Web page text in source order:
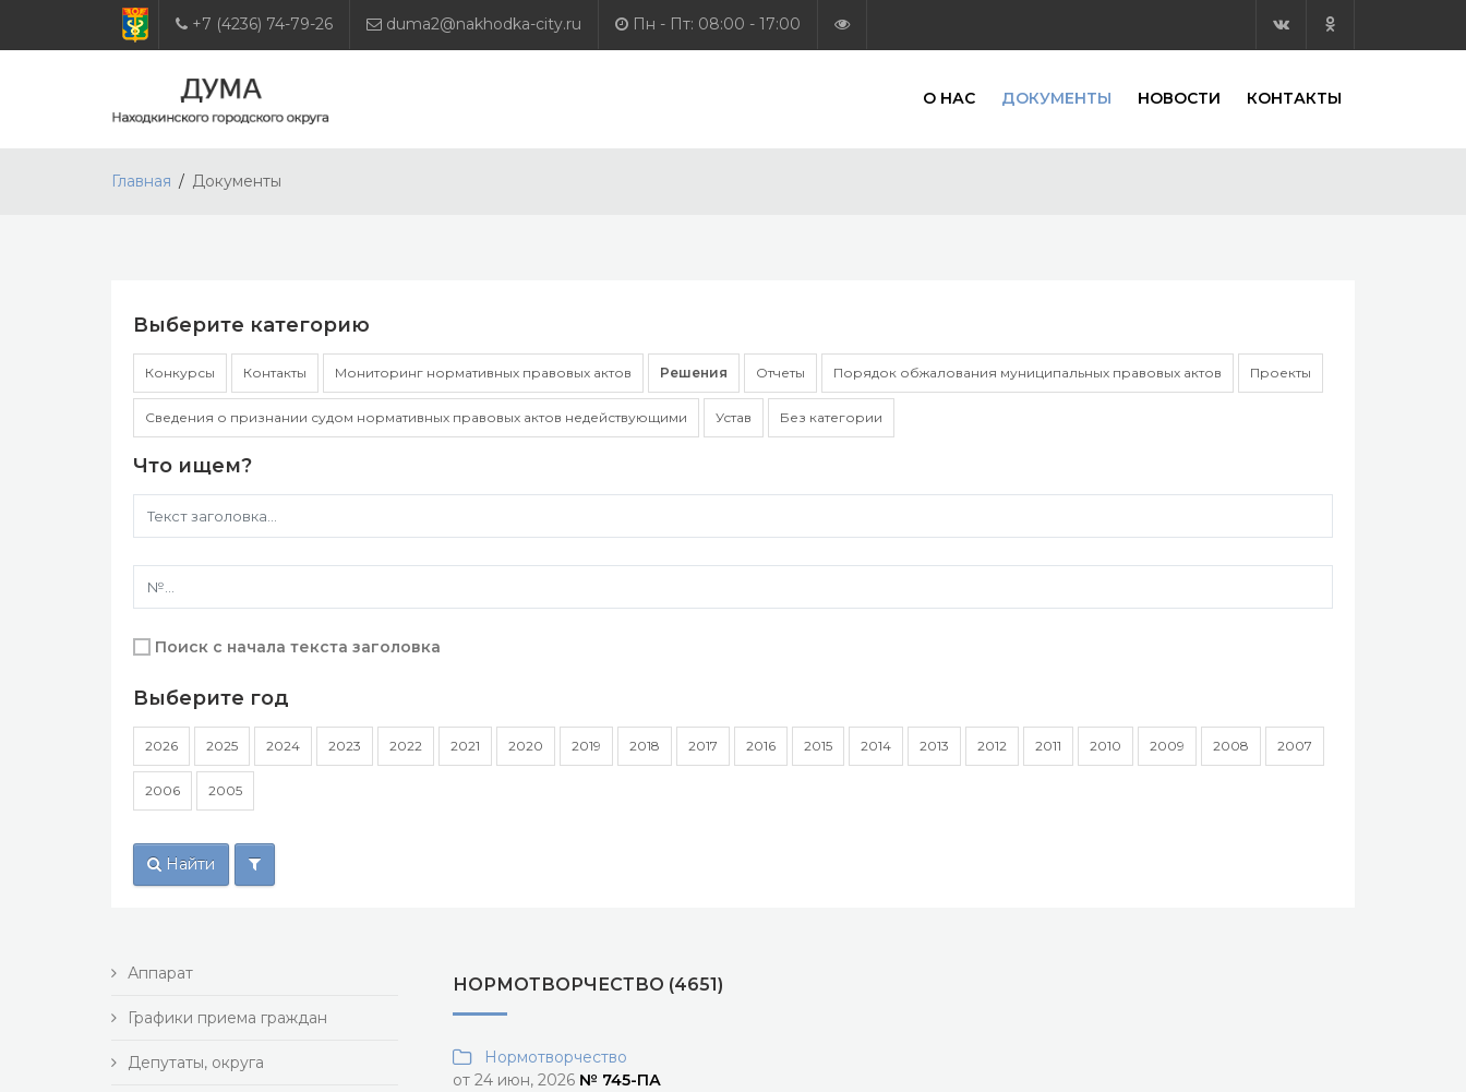
+7 (4236) 74-79-26 duma2@nakhodka-city.ru Пн - Пт: 08:00 - 17:00
О НАС ДОКУМЕНТЫ НОВОСТИ КОНТАКТЫ
Главная Документы
Выберите категорию
Конкурсы Контакты Мониторинг нормативных правовых актов Решения Отчеты Порядок обжалования муниципальных правовых актов Проекты
Сведения о признании судом нормативных правовых актов недействующими Устав Без категории
Что ищем?
Поиск с начала текста заголовка
Выберите год
2026 2025 2024 2023 2022 2021 2020 2019 2018 2017 2016 2015 2014 2013 2012 2011 2010 2009 2008 2007
2006 2005
Найти
Аппарат
Графики приема граждан
Депутаты, округа
НОРМОТВОРЧЕСТВО (4651)
Нормотворчество
от 24 июн, 2026 № 745-ПА